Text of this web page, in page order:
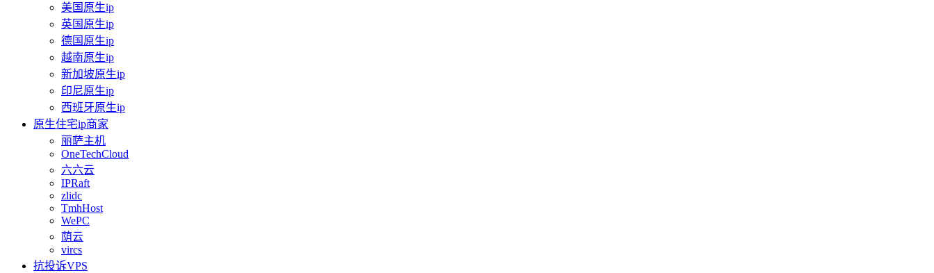
美国原生ip
英国原生ip
德国原生ip
越南原生ip
新加坡原生ip
印尼原生ip
西班牙原生ip
原生住宅ip商家
丽萨主机
OneTechCloud
六六云
IPRaft
zlidc
TmhHost
WePC
荫云
vircs
抗投诉VPS